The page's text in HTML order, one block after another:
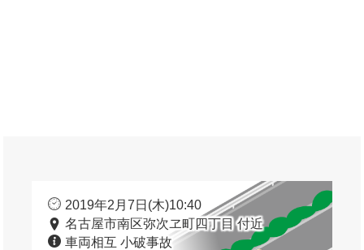
2019年2月7日(木)10:40
名古屋市南区弥次ヱ町四丁目 付近
車両相互 小破事故